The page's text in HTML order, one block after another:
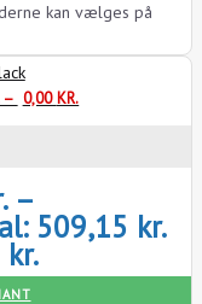
kan vælges på
– 0,00 KR.
–
509,15 kr.